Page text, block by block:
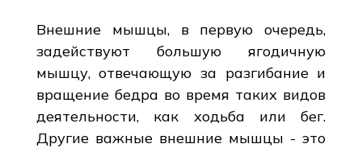
Внешние мышцы, в первую очередь,
задействуют большую ягодичную
мышцу, отвечающую за разгибание и
вращение бедра во время таких видов
деятельности, как ходьба или бег.
Другие важные внешние мышцы - это